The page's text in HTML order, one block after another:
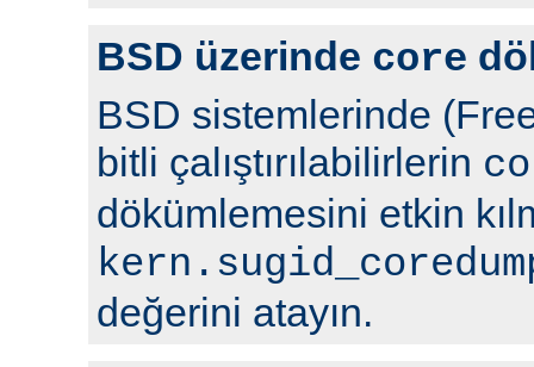
BSD üzerinde core
BSD sistemlerinde
bitli çalıştırılabilirlerin
dökümlemesini etkin
değerini atayın.